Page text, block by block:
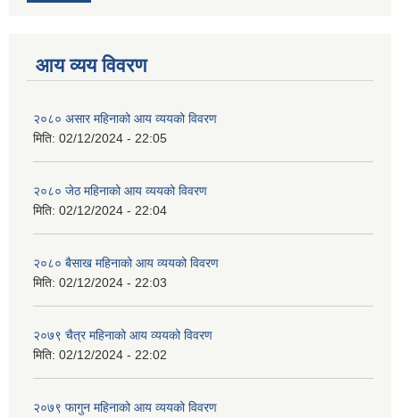
आय व्यय विवरण
२०८० असार महिनाको आय व्ययको विवरण
मिति: 02/12/2024 - 22:05
२०८० जेठ महिनाको आय व्ययको विवरण
मिति: 02/12/2024 - 22:04
२०८० बैसाख महिनाको आय व्ययको विवरण
मिति: 02/12/2024 - 22:03
२०७९ चैत्र महिनाको आय व्ययको विवरण
मिति: 02/12/2024 - 22:02
२०७९ फागुन महिनाको आय व्ययको विवरण